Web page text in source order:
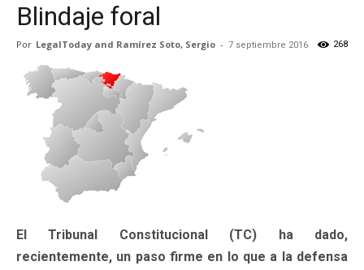
Blindaje foral
Por LegalToday and Ramírez Soto, Sergio - 7 septiembre 2016 268
El Tribunal Constitucional (TC) ha dado,
recientemente, un paso firme en lo que a la defensa